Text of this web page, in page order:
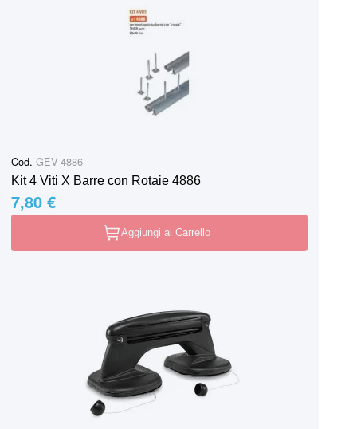
Cod. GEV-4886
Kit 4 Viti X Barre con Rotaie 4886
7,80 €
Aggiungi al Carrello